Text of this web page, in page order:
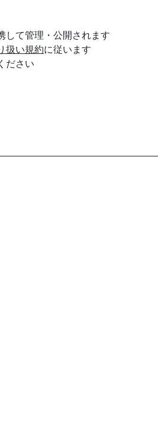
して管理・公開されます
扱い規約に従います
ださい